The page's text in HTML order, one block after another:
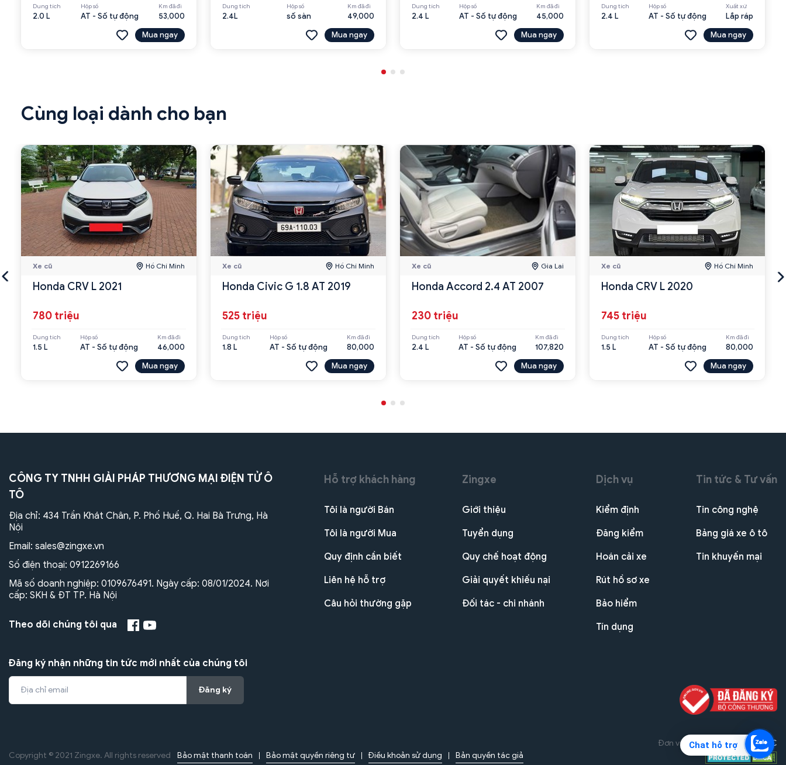
Chat hỗ trợ
Dung tích
2.0 L
Hộp số
AT - Số tự động
Km đã đi
53,000
Mua ngay
Dung tích
2.4L
Hộp số
số sàn
Km đã đi
49,000
Mua ngay
Dung tích
2.4 L
Hộp số
AT - Số tự động
Km đã đi
45,000
Mua ngay
Dung tích
2.4 L
Hộp số
AT - Số tự động
Xuất xứ
Lắp ráp
Mua ngay
Cùng loại dành cho bạn
Xe cũ Hồ Chí Minh
Honda CRV L 2021
780 triệu
Dung tích
1.5 L
Hộp số
AT - Số tự động
Km đã đi
46,000
Mua ngay
Xe cũ Hồ Chí Minh
Honda Civic G 1.8 AT 2019
525 triệu
Dung tích
1.8 L
Hộp số
AT - Số tự động
Km đã đi
80,000
Mua ngay
Xe cũ Gia Lai
Honda Accord 2.4 AT 2007
230 triệu
Dung tích
2.4 L
Hộp số
AT - Số tự động
Km đã đi
107,820
Mua ngay
Xe cũ Hồ Chí Minh
Honda CRV L 2020
745 triệu
Dung tích
1.5 L
Hộp số
AT - Số tự động
Km đã đi
80,000
Mua ngay
CÔNG TY TNHH GIẢI PHÁP THƯƠNG MẠI ĐIỆN TỬ Ô
TÔ
Địa chỉ: 434 Trần Khát Chân, P. Phố Huế, Q. Hai Bà Trưng, Hà
Nội
Email: sales@zingxe.vn
Số điện thoại: 0912269166
Mã số doanh nghiệp: 0109676491. Ngày cấp: 08/01/2024. Nơi
cấp: SKH & ĐT TP. Hà Nội
Theo dõi chúng tôi qua
Đăng ký nhận những tin tức mới nhất của chúng tôi
Đăng ký
Hỗ trợ khách hàng
Tôi là người Bán
Tôi là người Mua
Quy định cần biết
Liên hệ hỗ trợ
Câu hỏi thường gặp
Zingxe
Giới thiệu
Tuyển dụng
Quy chế hoạt động
Giải quyết khiếu nại
Đối tác - chi nhánh
Dịch vụ
Kiểm định
Đăng kiểm
Hoán cải xe
Rút hồ sơ xe
Bảo hiểm
Tín dụng
Tin tức & Tư vấn
Tin công nghệ
Bảng giá xe ô tô
Tin khuyến mại
Đơn vị triển khai dự án
THG JSC
Copyright © 2021 Zingxe. All rights reserved
Bảo mật thanh toán Bảo mật quyền riêng tư Điều khoản sử dụng Bản quyền tác giả